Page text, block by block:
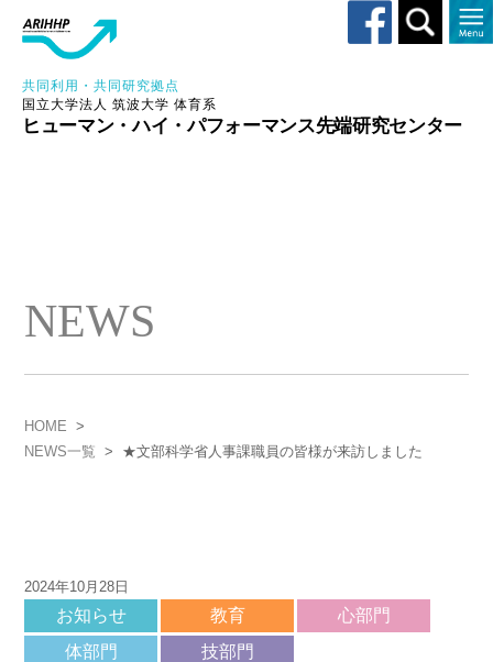
共同利用・共同研究拠点
国立大学法人 筑波大学 体育系
ヒューマン・ハイ・パフォーマンス先端研究センター
Toggle
search
NEWS
HOME
>
NEWS一覧
> ★文部科学省人事課職員の皆様が来訪しました
2024年10月28日
お知らせ 教育
心部門
体部門
技部門